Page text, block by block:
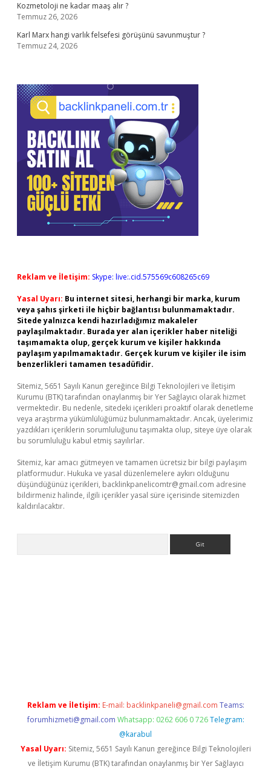
Kozmetoloji ne kadar maaş alır ?
Temmuz 26, 2026
Karl Marx hangi varlık felsefesi görüşünü savunmuştur ?
Temmuz 24, 2026
Reklam ve İletişim: Skype: live:.cid.575569c608265c69
Yasal Uyarı: Bu internet sitesi, herhangi bir marka, kurum
veya şahıs şirketi ile hiçbir bağlantısı bulunmamaktadır.
Sitede yalnızca kendi hazırladığımız makaleler
paylaşılmaktadır. Burada yer alan içerikler haber niteliği
taşımamakta olup, gerçek kurum ve kişiler hakkında
paylaşım yapılmamaktadır. Gerçek kurum ve kişiler ile isim
benzerlikleri tamamen tesadüfidir.
Sitemiz, 5651 Sayılı Kanun gereğince Bilgi Teknolojileri ve İletişim
Kurumu (BTK) tarafından onaylanmış bir Yer Sağlayıcı olarak hizmet
vermektedir. Bu nedenle, sitedeki içerikleri proaktif olarak denetleme
veya araştırma yükümlülüğümüz bulunmamaktadır. Ancak, üyelerimiz
yazdıkları içeriklerin sorumluluğunu taşımakta olup, siteye üye olarak
bu sorumluluğu kabul etmiş sayılırlar.
Sitemiz, kar amacı gütmeyen ve tamamen ücretsiz bir bilgi paylaşım
platformudur. Hukuka ve yasal düzenlemelere aykırı olduğunu
düşündüğünüz içerikleri, backlinkpanelicomtr@gmail.com adresine
bildirmeniz halinde, ilgili içerikler yasal süre içerisinde sitemizden
kaldırılacaktır.
Reklam ve İletişim: E-mail: backlinkpaneli@gmail.com Teams:
forumhizmeti@gmail.com Whatsapp: 0262 606 0 726 Telegram:
@karabul
Yasal Uyarı: Sitemiz, 5651 Sayılı Kanun gereğince Bilgi Teknolojileri
ve İletişim Kurumu (BTK) tarafından onaylanmış bir Yer Sağlayıcı